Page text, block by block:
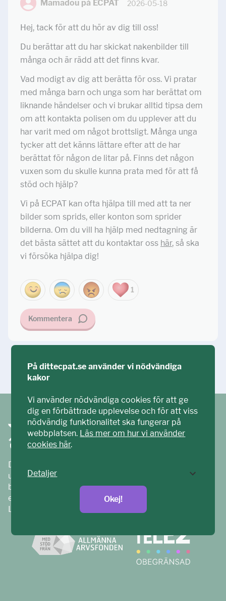
Mamadou på ECPAT 2026-05-18
Hej, tack för att du hör av dig till oss!
Du berättar att du har skickat nakenbilder till
många och är rädd att det finns kvar.
Vad modigt av dig att berätta för oss. Vi pratar
med många barn och unga som har berättat om
liknande händelser och vi brukar alltid tipsa dem
om att kontakta polisen om du upplever att du
har varit med om något brottsligt. Många unga
tycker att det känns lättare efter att de har
berättat för någon de litar på. Finns det någon
vuxen som du skulle kunna prata med för att få
stöd och hjälp?
Vi på ECPAT kan ofta hjälpa till med att ta ner
bilder som sprids, eller konton som sprider
bilderna. Om du vill ha hjälp med nedtagning är
det bästa sättet att du kontaktar oss här, så ska
vi försöka hjälpa dig!
1
Kommentera
Ställ din fråga!
Ditt ECPAT har tagits fram tillsammans med barn och
unga. Vi är en del av ECPAT Sverige – en
barnrättsorganisation som arbetar mot sexuell
exploatering av barn.
Läs mer på
ecpat.se
På dittecpat.se använder vi nödvändiga
kakor
Vi använder nödvändiga cookies för att ge
dig en förbättrade upplevelse och för att viss
nödvändig funktionalitet ska fungerar på
webbplatsen. Läs mer om hur vi använder
cookies här.
Detaljer
Okej!